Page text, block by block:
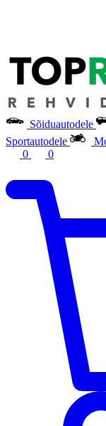
Sõiduautodele
Sportautodele
0
0